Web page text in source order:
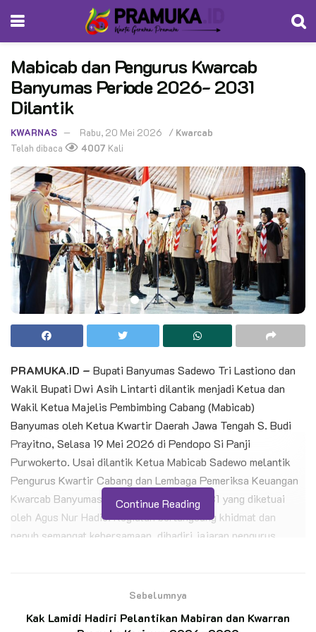
Mabicab dan Pengurus Kwarcab
Banyumas Periode 2026- 2031
Dilantik
KWARNAS Rabu, 20 Mei 2026 / Kwarcab
Telah dibaca
4007 Kali
PRAMUKA.ID – Bupati Banyumas Sadewo Tri Lastiono dan
Wakil Bupati Dwi Asih Lintarti dilantik menjadi Ketua dan
Wakil Ketua Majelis Pembimbing Cabang (Mabicab)
Banyumas oleh Ketua Kwartir Daerah Jawa Tengah S. Budi
Prayitno, Selasa 19 Mei 2026 di Pendopo Si Panji
Purwokerto. Usai dilantik Ketua Mabicab Sadewo melantik
Pengurus Kwartir Cabang dan Lembaga Pemeriksa Keuangan
Kwarcab Banyumas Masa Bakti 2026-2031 yang diketuai
oleh Agus Nur Hadie. Kegiatan berlangsung khidmat dan
penuh semangat kebersamaan, dihadiri jajaran pengurus,
Pramuka Republik Indonesia.
Pelantikan tersebut berdasarkan Surat Keputusan Kwartir
Continue Reading
Sebelumnya
Kak Lamidi Hadiri Pelantikan Mabiran dan Kwarran